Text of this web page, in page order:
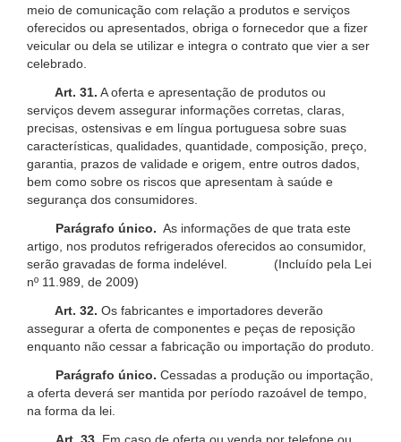
meio de comunicação com relação a produtos e serviços
oferecidos ou apresentados, obriga o fornecedor que a fizer
veicular ou dela se utilizar e integra o contrato que vier a ser
celebrado.
Art. 31. A oferta e apresentação de produtos ou
serviços devem assegurar informações corretas, claras,
precisas, ostensivas e em língua portuguesa sobre suas
características, qualidades, quantidade, composição, preço,
garantia, prazos de validade e origem, entre outros dados,
bem como sobre os riscos que apresentam à saúde e
segurança dos consumidores.
Parágrafo único. As informações de que trata este
artigo, nos produtos refrigerados oferecidos ao consumidor,
serão gravadas de forma indelével. (Incluído pela Lei
nº 11.989, de 2009)
Art. 32. Os fabricantes e importadores deverão
assegurar a oferta de componentes e peças de reposição
enquanto não cessar a fabricação ou importação do produto.
Parágrafo único. Cessadas a produção ou importação,
a oferta deverá ser mantida por período razoável de tempo,
na forma da lei.